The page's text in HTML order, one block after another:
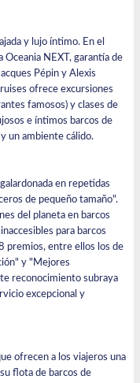
y lujo íntimo. En el
Oceania NEXT, garantía de
Pépin y Alexis
ofrece excursiones
famosos) y clases de
e íntimos barcos de
un ambiente cálido.
en repetidas
de pequeño tamaño".
del planeta en barcos
para barcos
premios, entre ellos los de
y "Mejores
reconocimiento subraya
excepcional y
ofrecen a los viajeros una
flota de barcos de